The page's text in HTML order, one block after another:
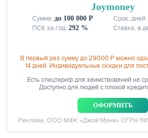
НАКОПЛЕНИЯ
Joymoney
Сумма: до 100 000 Р Срок, дней:
ПСК за год: 292 % Ставка, в
В первый раз сумму до 29000 Р можно
14 дней. Индивидуальные скидки для
Есть спецтариф для заимствований на
Доступно для людей с плохой
ОФОРМИТЬ
Реклама. ООО МФК «Джой Мани» ОГРН